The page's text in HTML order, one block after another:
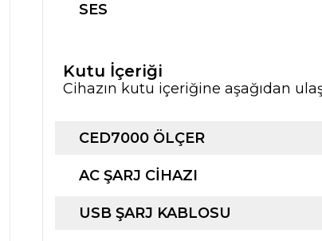
SES
Kutu İçeriği
Cihazın kutu içeriğine aşağıdan
CED7000 ÖLÇER
AC ŞARJ CIHAZI
USB ŞARJ KABLOSU